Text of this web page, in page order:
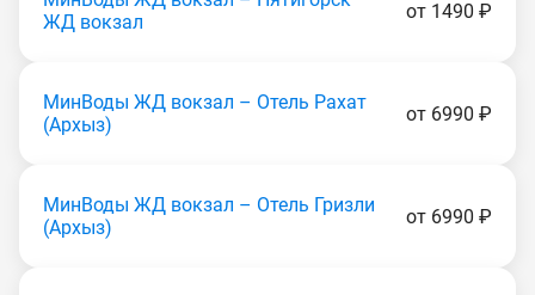
ЖД вокзал
от 1490 ₽
МинВоды ЖД вокзал – Отель Рахат
(Apxыз)
от 6990 ₽
МинВоды ЖД вокзал – Отель Гризли
(Apxыз)
от 6990 ₽